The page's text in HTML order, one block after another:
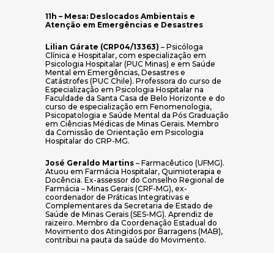
11h – Mesa: Deslocados Ambientais e
Atenção em Emergências e Desastres
Lilian Gárate (CRP04/13363) – Psicóloga
Clínica e Hospitalar, com especialização em
Psicologia Hospitalar (PUC Minas) e em Saúde
Mental em Emergências, Desastres e
Catástrofes (PUC Chile). Professora do curso de
Especialização em Psicologia Hospitalar na
Faculdade da Santa Casa de Belo Horizonte e do
curso de especialização em Fenomenologia,
Psicopatologia e Saúde Mental da Pós Graduação
em Ciências Médicas de Minas Gerais. Membro
da Comissão de Orientação em Psicologia
Hospitalar do CRP-MG.
José Geraldo Martins – Farmacêutico (UFMG).
Atuou em Farmácia Hospitalar, Quimioterapia e
Docência. Ex-assessor do Conselho Regional de
Farmácia – Minas Gerais (CRF-MG), ex-
coordenador de Práticas Integrativas e
Complementares da Secretaria de Estado de
Saúde de Minas Gerais (SES-MG). Aprendiz de
raizeiro. Membro da Coordenação Estadual do
Movimento dos Atingidos por Barragens (MAB),
contribui na pauta da saúde do Movimento.